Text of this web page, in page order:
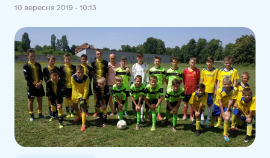
10 вересня 2019 - 10:13